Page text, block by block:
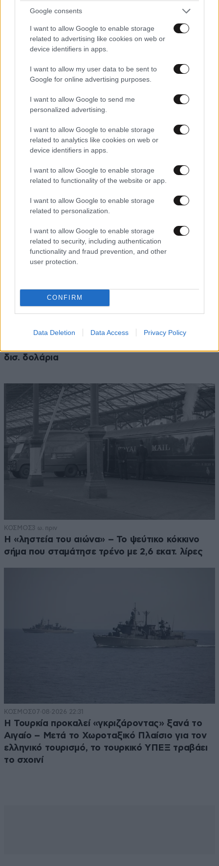
Google consents
I want to allow Google to enable storage
related to advertising like cookies on web or
device identifiers in apps.
I want to allow my user data to be sent to
Google for online advertising purposes.
I want to allow Google to send me
personalized advertising.
I want to allow Google to enable storage
related to analytics like cookies on web or
device identifiers in apps.
I want to allow Google to enable storage
related to functionality of the website or app.
I want to allow Google to enable storage
related to personalization.
I want to allow Google to enable storage
related to security, including authentication
functionality and fraud prevention, and other
user protection.
CONFIRM
Data Deletion Data Access Privacy Policy
Κρίση στο Μπρουνέι: Ο σουλτάνος αφαίρεσε
όλους τους τίτλους της νύφης του χωρίς καμία
Το φαραωνικών διαστάσεων κτίριο που χτίζει ο
δισ. δολάρια
ΚΟΣΜΟΣ3 ω. πριν
Η «ληστεία του αιώνα» – Το ψεύτικο κόκκινο
σήμα που σταμάτησε τρένο με 2,6 εκατ. λίρες
ΚΟΣΜΟΣ07·08·2026 22:31
Η Τουρκία προκαλεί «γκριζάροντας» ξανά το
Αιγαίο – Μετά το Χωροταξικό Πλαίσιο για τον
ελληνικό τουρισμό, το τουρκικό ΥΠΕΞ τραβάει
το σχοινί